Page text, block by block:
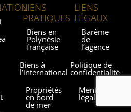
LIENS
PRATIQUES
Biens en
Polynésie
française
Biens à
l’international
Propriétés
en bord
de mer
LIENS
LÉGAUX
Barème
de
l’agence
Politique de
confidentialité
Mentions
légales